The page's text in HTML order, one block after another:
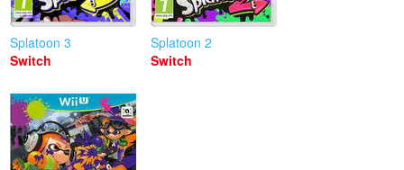
Splatoon 3
Switch
Splatoon 2
Switch